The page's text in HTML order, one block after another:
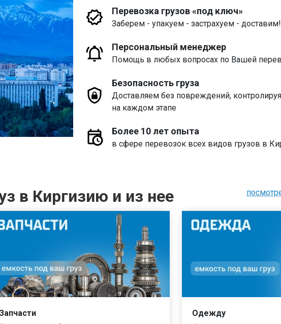
Перевозка грузов «под ключ»
Заберем - упакуем - застрахуем - доставим!
Персональный менеджер
Помощь в любых вопросах по Вашей
Безопасность груза
Доставляем без повреждений,
на каждом этапе
Более 10 лет опыта
в сфере перевозок всех видов грузов в
в Киргизию и из нее
Запчасти
Одежду